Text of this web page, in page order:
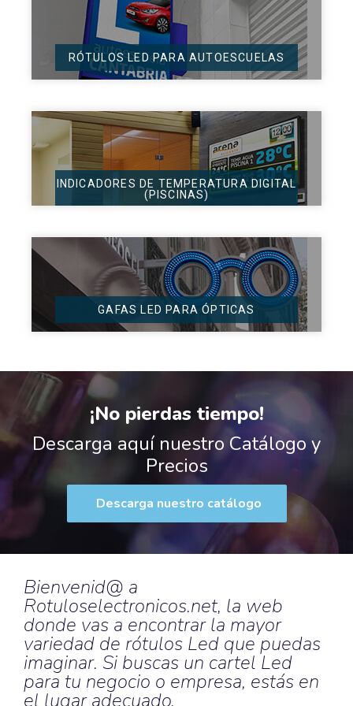
RÓTULOS LED PARA AUTOESCUELAS
INDICADORES DE TEMPERATURA DIGITAL
(PISCINAS)
GAFAS LED PARA ÓPTICAS
¡No pierdas tiempo!
Descarga aquí nuestro Catálogo y
Precios
Descarga nuestro catálogo
Bienvenid@ a
Rotuloselectronicos.net, la web
donde vas a encontrar la mayor
variedad de rótulos Led que puedas
imaginar. Si buscas un cartel Led
para tu negocio o empresa, estás en
el lugar adecuado.